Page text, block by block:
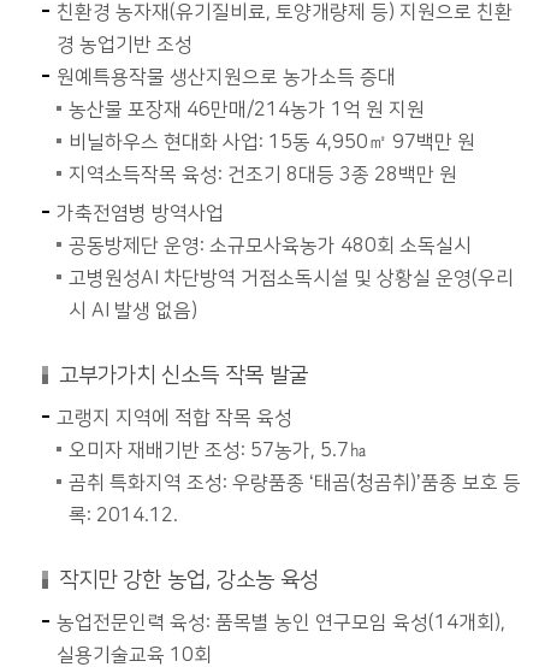
친환경 농자재(유기질비료, 토양개량제 등) 지원으로 친환
경 농업기반 조성
원예특용작물 생산지원으로 농가소득 증대
농산물 포장재 46만매/214농가 1억 원 지원
비닐하우스 현대화 사업: 15동 4,950㎡ 97백만 원
지역소득작목 육성: 건조기 8대등 3종 28백만 원
가축전염병 방역사업
공동방제단 운영: 소규모사육농가 480회 소독실시
고병원성AI 차단방역 거점소독시설 및 상황실 운영(우리
시 AI 발생 없음)
고부가가치 신소득 작목 발굴
고랭지 지역에 적합 작목 육성
오미자 재배기반 조성: 57농가, 5.7㏊
곰취 특화지역 조성: 우량품종 ‘태곰(청곰취)’품종 보호 등
록: 2014.12.
작지만 강한 농업, 강소농 육성
농업전문인력 육성: 품목별 농인 연구모임 육성(14개회),
실용기술교육 10회